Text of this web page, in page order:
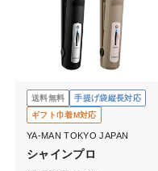
送料無料
手提げ袋縦長対応
ギフト巾着M対応
YA-MAN TOKYO JAPAN
シャインプロ